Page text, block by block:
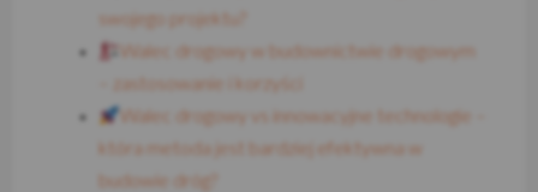
swojego projektu?
Walec drogowy w budownictwie drogowym
– zastosowanie i korzyści
Walec drogowy vs innowacyjne technologie –
która metoda jest bardziej efektywna w
budowie dróg?